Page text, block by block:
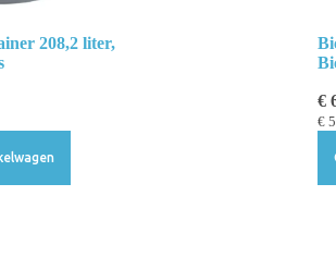
208,2 liter,
€
€